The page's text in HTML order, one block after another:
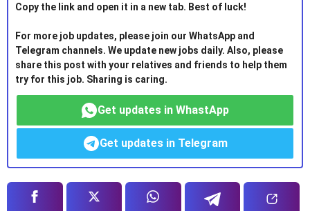
Copy the link and open it in a new tab. Best of luck!
For more job updates, please join our WhatsApp and
Telegram channels. We update new jobs daily. Also, please
share this post with your relatives and friends to help them
try for this job. Sharing is caring.
Get updates in WhastApp
Get updates in Telegram